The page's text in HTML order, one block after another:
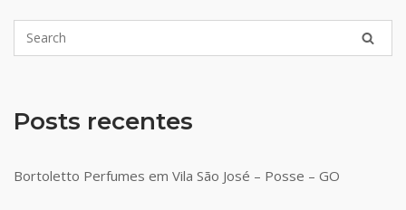
Posts recentes
Bortoletto Perfumes em Vila São José – Posse – GO